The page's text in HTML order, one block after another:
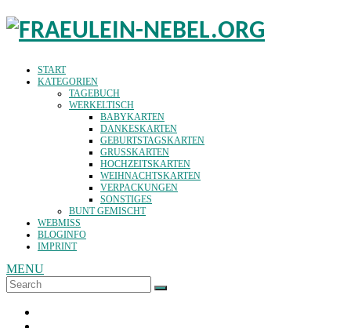
START
KATEGORIEN
TAGEBUCH
WERKELTISCH
BABYKARTEN
DANKESKARTEN
GEBURTSTAGSKARTEN
GRUSSKARTEN
HOCHZEITSKARTEN
WEIHNACHTSKARTEN
VERPACKUNGEN
SONSTIGES
BUNT GEMISCHT
WEBMISS
BLOGINFO
IMPRINT
MENU
Search
for:
SEARCH